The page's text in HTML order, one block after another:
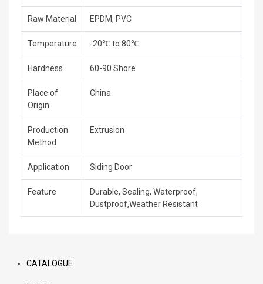
Raw Material EPDM, PVC
Temperature -20℃ to 80℃
Hardness 60-90 Shore
Place of
Origin
China
Production
Method
Extrusion
Application Siding Door
Feature
Durable, Sealing, Waterproof,
Dustproof,Weather Resistant
CATALOGUE